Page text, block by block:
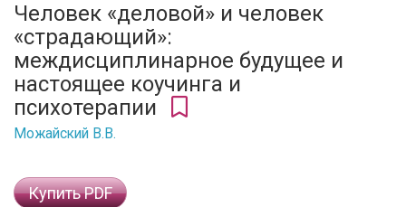
Человек «деловой» и человек
«страдающий»:
междисциплинарное будущее и
настоящее коучинга и
психотерапии
Можайский В.В.
Купить PDF